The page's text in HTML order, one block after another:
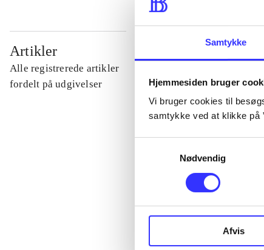
Samtykke
Hjemmesiden bruger
Vi bruger cookies til
samtykke ved at klikke på
Nødvendig
Afvis
Artikler
Alle registrerede artikler
fordelt på udgivelser
...
...
...
...